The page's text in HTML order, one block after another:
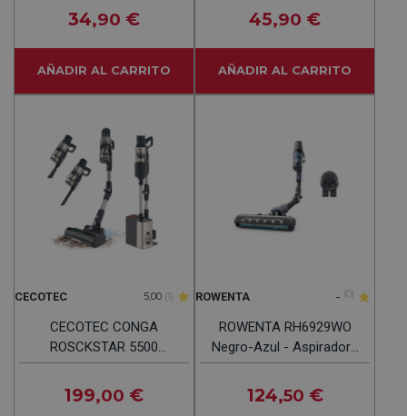
Mano 50W
34,90 €
AÑADIR AL CARRITO
45,90 €
AÑADIR AL CARRITO
CECOTEC 5,00 (1)
CECOTEC CONGA
ROSCKSTAR 5500
HURRICANE STATION
FLEX Negro - Aspiradora
De Escoba 700W
199,00 €
ROWENTA - (0)
ROWENTA RH6929WO
Negro-Azul - Aspiradora
De Escoba 130W
124,50 €